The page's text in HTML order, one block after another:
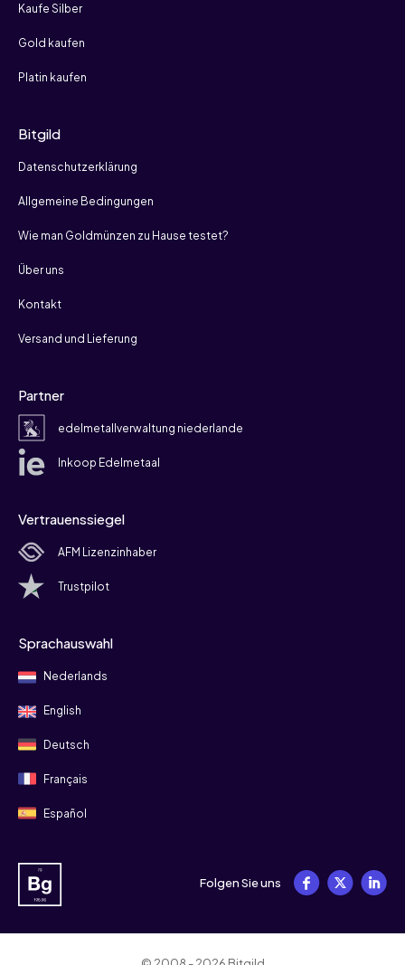
Kaufe Silber
Gold kaufen
Platin kaufen
Bitgild
Datenschutzerklärung
Allgemeine Bedingungen
Wie man Goldmünzen zu Hause testet?
Über uns
Kontakt
Versand und Lieferung
Partner
edelmetallverwaltung niederlande
Inkoop Edelmetaal
Vertrauenssiegel
AFM Lizenzinhaber
Trustpilot
Sprachauswahl
Nederlands
English
Deutsch
Français
Español
Folgen Sie uns